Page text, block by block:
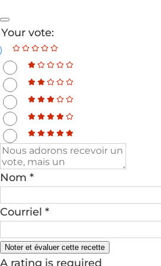
Your vote:
Nom *
Courriel *
Noter et évaluer cette recette
A rating is required